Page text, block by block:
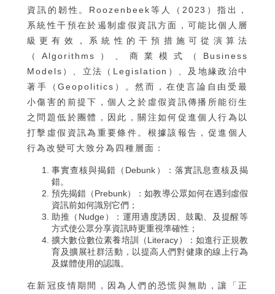
資訊的韌性。Roozenbeek等人（2023）指出，
系統性干預在於遏制虛假資訊方面，可能比個人層
級更有效，系統性的干預措施可從演算法
（Algorithms）、商業模式（Business
Models）、立法（Legislation）、及地緣政治中
著手（Geopolitics）。然而，在使言論自由受最
小傷害的前提下，個人之於虛假資訊傳播所能衍生
之問題低於團體，因此，關注如何促進個人行為以
打擊虛假資訊為重要條件。根據該報告，促進個人
行為改變可大致分為四種層面：
事實查核與揭錯（Debunk）：落實訊息查核及揭
錯。
預先揭錯（Prebunk）：如教導公眾如何在遇到虛假
資訊前如何識別它們；
助推（Nudge）：運用適度誘因、鼓勵、及提醒等
方式使公眾分享資訊時更重視準確性；
擴大數位數位素養培訓（Literacy）：如進行正規教
育及擴展社群活動，以提高人們對健康的線上行為
及媒體使用的認識。
在新冠疫情期間，因為人們的恐慌與無助，讓「正